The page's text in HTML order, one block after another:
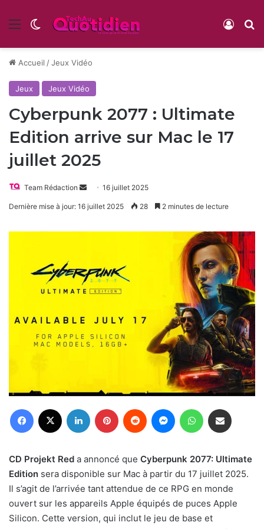
Menu Switch skin
Accueil /Jeux Vidéo
Jeux Jeux Vidéo
Cyberpunk 2077 : Ultimate
Edition arrive sur Mac le 17
juillet 2025
Team Rédaction
Envoyer16 juillet 2025
Dernière mise à jour: 16 juillet 2025 28 2 minutes de lecture
Facebook Linkedin Pinterest Reddit MessengerWhatsApp
CD Projekt Red a annoncé que Cyberpunk 2077: Ultimate
Edition sera disponible sur Mac à partir du 17 juillet 2025.
Il s’agit de l’arrivée tant attendue de ce RPG en monde
ouvert sur les appareils Apple équipés de puces Apple
Silicon. Cette version, qui inclut le jeu de base et